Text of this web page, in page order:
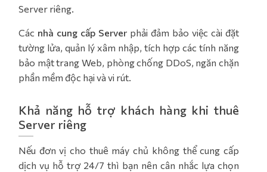
Server riêng.
Các nhà cung cấp Server phải đảm bảo việc cài đặt
tường lửa, quản lý xâm nhập, tích hợp các tính năng
bảo mật trang Web, phòng chống DDoS, ngăn chặn
phần mềm độc hại và vi rút.
Khả năng hỗ trợ khách hàng khi thuê
Server riêng
Nếu đơn vị cho thuê máy chủ không thể cung cấp
dịch vụ hỗ trợ 24/7 thì bạn nên cân nhắc lựa chọn